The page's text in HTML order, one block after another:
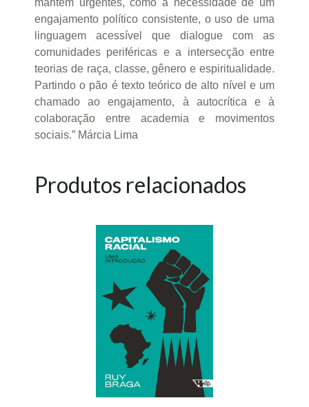
mantêm urgentes, como a necessidade de um
engajamento político consistente, o uso de uma
linguagem acessível que dialogue com as
comunidades periféricas e a intersecção entre
teorias de raça, classe, gênero e espiritualidade.
Partindo o pão é texto teórico de alto nível e um
chamado ao engajamento, à autocrítica e à
colaboração entre academia e movimentos
sociais.” Márcia Lima
Produtos relacionados